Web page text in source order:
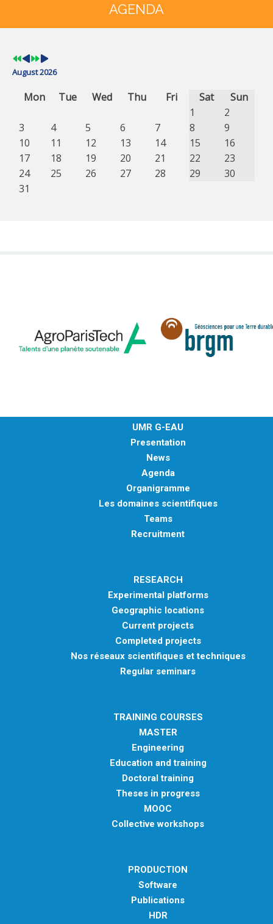
AGENDA
August 2026
Mon Tue Wed Thu Fri Sat
Sun
1
2
3
4 5 6 7 8
9
10
11 12 13 14 15
16
17
18 19 20 21 22
23
24
25 26 27 28 29
30
31
UMR G-EAU
Presentation
News
Agenda
Organigramme
Les domaines scientifiques
Teams
Recruitment
RESEARCH
Experimental platforms
Geographic locations
Current projects
Completed projects
Nos réseaux scientifiques et techniques
Regular seminars
TRAINING COURSES
MASTER
Engineering
Education and training
Doctoral training
Theses in progress
MOOC
Collective workshops
PRODUCTION
Software
Publications
HDR